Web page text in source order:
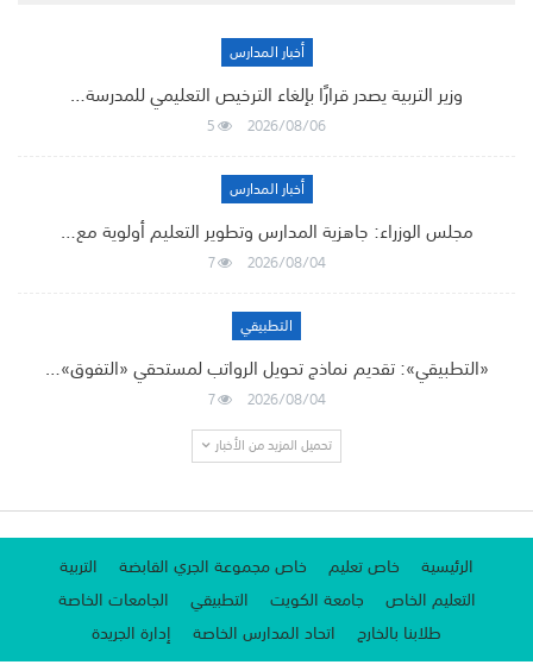
أخبار المدارس
وزير التربية يصدر قرارًا بإلغاء الترخيص التعليمي للمدرسة…
2026/08/06
5
أخبار المدارس
مجلس الوزراء: جاهزية المدارس وتطوير التعليم أولوية مع…
2026/08/04
7
التطبيقي
«التطبيقي»: تقديم نماذج تحويل الرواتب لمستحقي «التفوق»…
2026/08/04
7
تحميل المزيد من الأخبار
الرئيسية خاص تعليم خاص مجموعة الجري القابضة
التربية
التعليم الخاص
جامعة الكويت التطبيقي
الجامعات الخاصة
طلابنا بالخارج
اتحاد المدارس الخاصة إدارة الجريدة